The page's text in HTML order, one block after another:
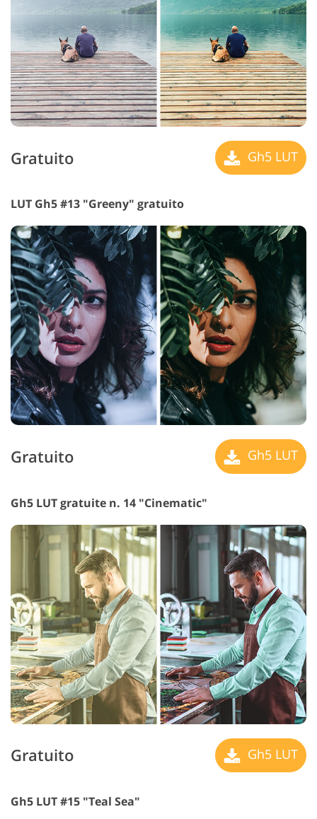
Gratuito Gh5 LUT
LUT Gh5 #13 "Greeny" gratuito
Gratuito Gh5 LUT
Gh5 LUT gratuite n. 14 "Cinematic"
Gratuito Gh5 LUT
Gh5 LUT #15 "Teal Sea"